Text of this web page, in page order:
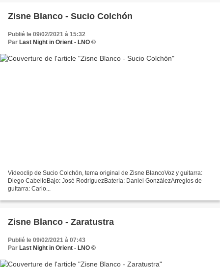
Zisne Blanco - Sucio Colchón
Publié le 09/02/2021 à 15:32
Par Last Night in Orient - LNO ©
Videoclip de Sucio Colchón, tema original de Zisne BlancoVoz y guitarra:
Diego CabelloBajo: José RodríguezBatería: Daniel GonzálezArreglos de
guitarra: Carlo...
Zisne Blanco - Zaratustra
Publié le 09/02/2021 à 07:43
Par Last Night in Orient - LNO ©